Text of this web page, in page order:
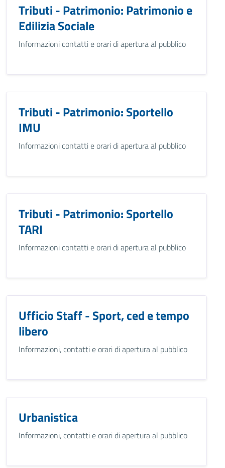
Tributi - Patrimonio: Patrimonio e
Edilizia Sociale
Informazioni contatti e orari di apertura al pubblico
Tributi - Patrimonio: Sportello
IMU
Informazioni contatti e orari di apertura al pubblico
Tributi - Patrimonio: Sportello
TARI
Informazioni contatti e orari di apertura al pubblico
Ufficio Staff - Sport, ced e tempo
libero
Informazioni, contatti e orari di apertura al pubblico
Urbanistica
Informazioni, contatti e orari di apertura al pubblico